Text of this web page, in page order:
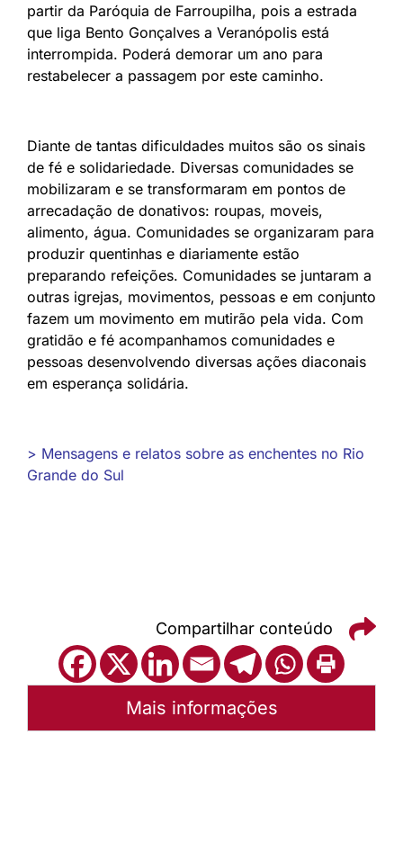
partir da Paróquia de Farroupilha, pois a estrada
que liga Bento Gonçalves a Veranópolis está
interrompida. Poderá demorar um ano para
restabelecer a passagem por este caminho.
Diante de tantas dificuldades muitos são os sinais
de fé e solidariedade. Diversas comunidades se
mobilizaram e se transformaram em pontos de
arrecadação de donativos: roupas, moveis,
alimento, água. Comunidades se organizaram para
produzir quentinhas e diariamente estão
preparando refeições. Comunidades se juntaram a
outras igrejas, movimentos, pessoas e em conjunto
fazem um movimento em mutirão pela vida. Com
gratidão e fé acompanhamos comunidades e
pessoas desenvolvendo diversas ações diaconais
em esperança solidária.
> Mensagens e relatos sobre as enchentes no Rio
Grande do Sul
Compartilhar conteúdo
Mais informações